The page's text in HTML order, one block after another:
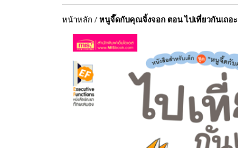
หน้าหลัก /หนูจี๊ดกับคุณจิ้งจอก ตอน ไปเที่ยวกันเถอะ